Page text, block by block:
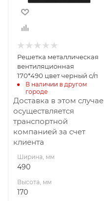
Решетка металлическая
вентиляционная
170*490 цвет черный с/п
В наличии в другом
городе
Доставка в этом случае
осуществляется
транспортной
компанией за счет
клиента
Ширина, мм
490
Высота, мм
170